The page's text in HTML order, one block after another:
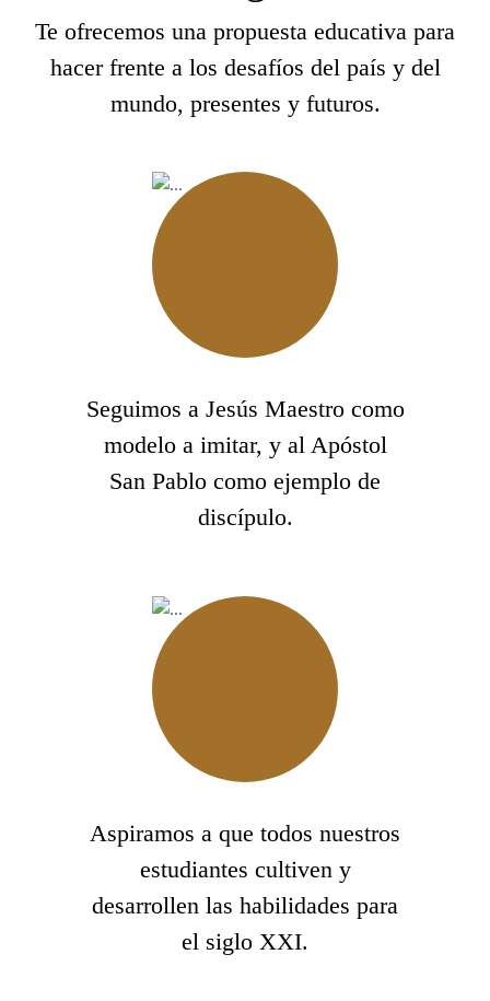
Te ofrecemos una propuesta educativa para
hacer frente a los desafíos del país y del
mundo, presentes y futuros.
Seguimos a Jesús Maestro como
modelo a imitar, y al Apóstol
San Pablo como ejemplo de
discípulo.
Aspiramos a que todos nuestros
estudiantes cultiven y
desarrollen las habilidades para
el siglo XXI.